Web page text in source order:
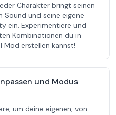
Charakter bringt seinen
Sound und seine eigene
ein. Experimentiere und
Kombinationen du in
Mod erstellen kannst!
und Modus
um deine eigenen, von